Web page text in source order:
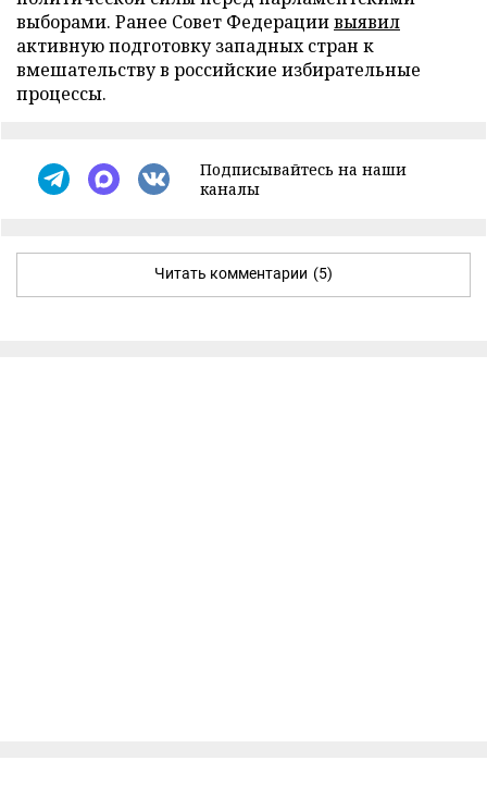
выборами. Ранее Совет Федерациивыявил
активную подготовку западных стран к
вмешательству в российские избирательные
процессы.
Подписывайтесь на наши
каналы
Читать комментарии (5)